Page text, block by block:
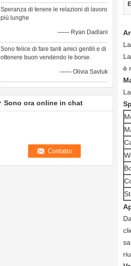
Speranza di tenere le relazioni di lavoro
più lunghe
—— Ryan Dadlani
Sono felice di fare tanti amici gentili e di
ottenere buon vendendo le borse.
—— Olivia Savluk
Sono ora online in chat
è